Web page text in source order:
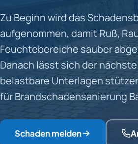
Zu Beginn wird das
aufgenommen, damit Ruß,
Feuchtebereiche sauber
Danach lässt sich der
belastbare Unterlagen
für Brandschadensanierung
Schaden melden